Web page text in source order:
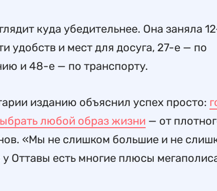
куда убедительнее. Она заняла
удобств и мест для досуга, 27-е — по
и 48-е — по транспорту.
изданию объяснил успех просто:
любой образ жизни — от
«Мы не слишком большие и не
Оттавы есть многие плюсы